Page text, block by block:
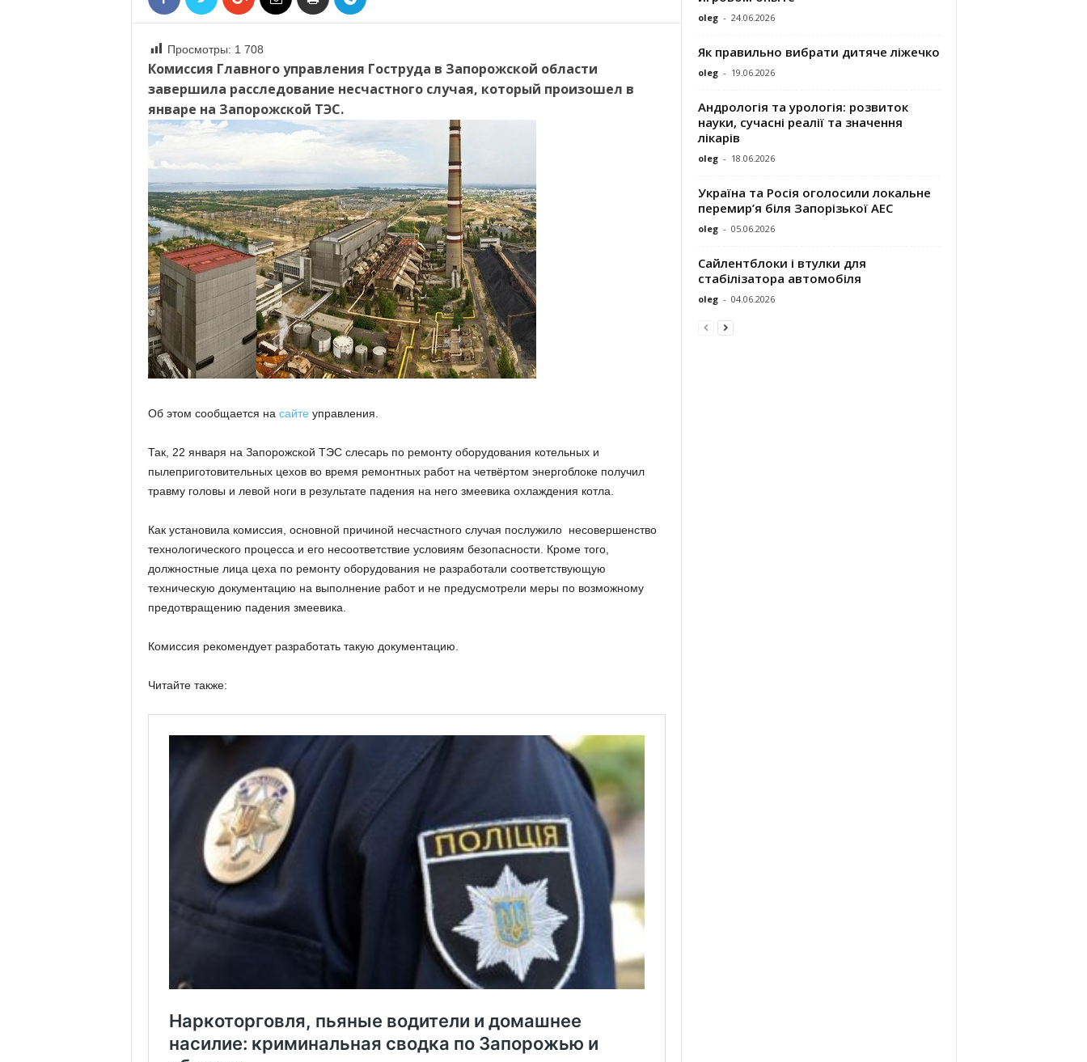
Просмотры: 1 708
09.03.20
Комиссия Главного управления Гоструда в Запорожской области
завершила расследование несчастного случая, который произошел в
январе на Запорожской ТЭС.
Об этом сообщается на сайте управления.
Так, 22 января на Запорожской ТЭС слесарь по ремонту оборудования котельных и
пылеприготовительных цехов во время ремонтных работ на четвёртом энергоблоке получил
травму головы и левой ноги в результате падения на него змеевика охлаждения котла.
Как установила комиссия, основной причиной несчастного случая послужило несовершенство
технологического процесса и его несоответствие условиям безопасности. Кроме того,
должностные лица цеха по ремонту оборудования не разработали соответствующую
техническую документацию на выполнение работ и не предусмотрели меры по возможному
предотвращению падения змеевика.
Комиссия рекомендует разработать такую ​​документацию.
Читайте также:
oleg - 24.06.2026
Як правильно вибрати дитяче ліжечко
oleg - 19.06.2026
Андрологія та урологія: розвиток
науки, сучасні реалії та значення
лікарів
oleg - 18.06.2026
Україна та Росія оголосили локальне
перемир’я біля Запорізької АЕС
oleg - 05.06.2026
Сайлентблоки і втулки для
стабілізатора автомобіля
oleg - 04.06.2026